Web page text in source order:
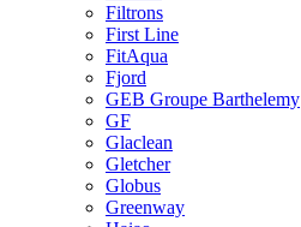
Filtrons
First Line
FitAqua
Fjord
GEB Groupe Barthelemy
GF
Glaclean
Gletcher
Globus
Greenway